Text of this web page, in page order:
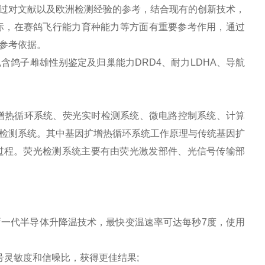
文献以及欧洲检测经验的参考，结合现有的创新技术，
在赛鸽飞行能力育种能力等方面有重要参考作用，通过
考依据。
子雌雄性别鉴定及归巢能力DRD4、耐力LDHA、导航
环系统、荧光实时检测系统、微电路控制系统、计算
测系统。其中基因扩增热循环系统工作原理与传统基因扩
。荧光检测系统主要有由荧光激发部件、光信号传输部
半导体升降温技术，最快变温速率可达每秒7度，使用
敏度和信噪比，获得更佳结果;